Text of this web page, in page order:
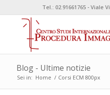
Tel.: 02.91661765 - Viale
Blog - Ultime notizie
Sei in: Home / Corsi ECM 800px